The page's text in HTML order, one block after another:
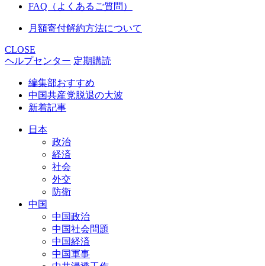
FAQ（よくあるご質問）
月額寄付解約方法について
CLOSE
ヘルプセンター 定期購読
編集部おすすめ
中国共産党脱退の大波
新着記事
日本
政治
経済
社会
外交
防衛
中国
中国政治
中国社会問題
中国経済
中国軍事